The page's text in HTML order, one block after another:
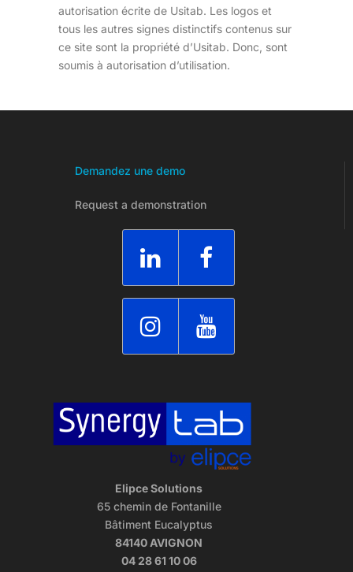
autorisation écrite de Usitab. Les logos et
tous les autres signes distinctifs contenus sur
ce site sont la propriété d’Usitab. Donc, sont
soumis à autorisation d’utilisation.
Demandez une demo
Request a demonstration
Elipce Solutions
65 chemin de Fontanille
Bâtiment Eucalyptus
84140 AVIGNON
04 28 61 10 06